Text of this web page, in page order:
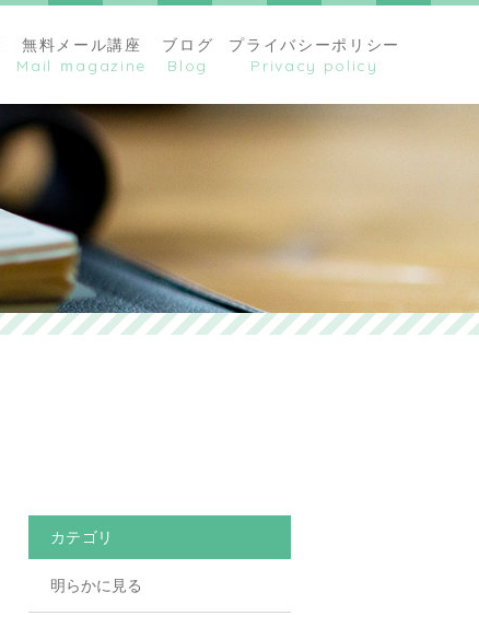
無料メール講座 ブログ プライバシーポリシー
カテゴリ
明らかに見る